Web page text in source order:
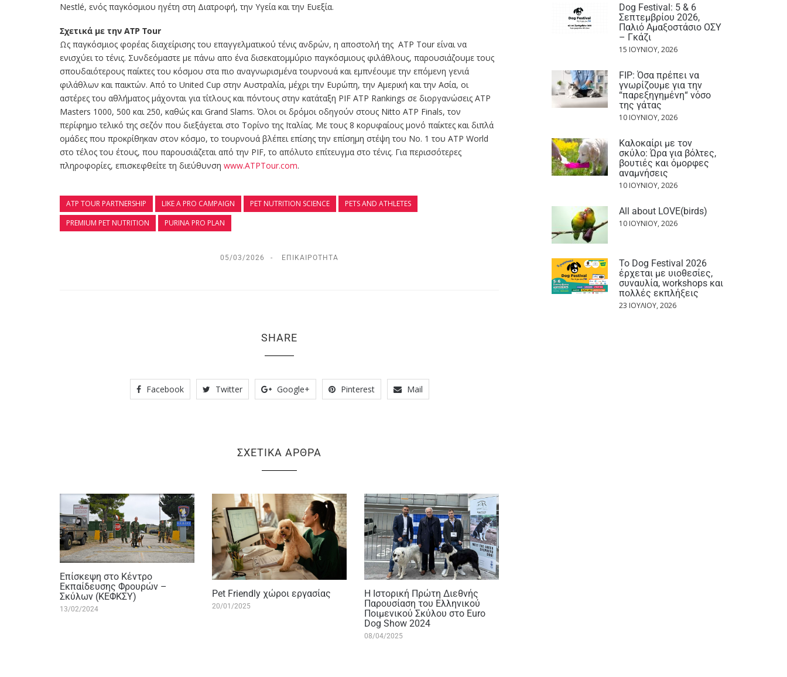
Nestlé, ενός παγκόσμιου ηγέτη στη Διατροφή, την Υγεία και την Ευεξία.
Σχετικά με την ATP Tour
Ως παγκόσμιος φορέας διαχείρισης του επαγγελματικού τένις ανδρών, η αποστολή της ATP Tour είναι να
ενισχύει το τένις. Συνδεόμαστε με πάνω απο ένα δισεκατομμύριο παγκόσμιους φιλάθλους, παρουσιάζουμε τους
σπουδαιότερους παίκτες του κόσμου στα πιο αναγνωρισμένα τουρνουά και εμπνέουμε την επόμενη γενιά
φιλάθλων και παικτών. Από το United Cup στην Αυστραλία, μέχρι την Ευρώπη, την Αμερική και την Ασία, οι
αστέρες του αθλήματος μάχονται για τίτλους και πόντους στην κατάταξη PIF ATP Rankings σε διοργανώσεις ATP
Masters 1000, 500 και 250, καθώς και Grand Slams. Όλοι οι δρόμοι οδηγούν στους Nitto ATP Finals, τον
περίφημο τελικό της σεζόν που διεξάγεται στο Τορίνο της Ιταλίας. Με τους 8 κορυφαίους μονό παίκτες και διπλά
ομάδες που προκρίθηκαν στον κόσμο, το τουρνουά βλέπει επίσης την επίσημη στέψη του No. 1 του ATP World
στο τέλος του έτους, που παρουσιάζεται από την PIF, το απόλυτο επίτευγμα στο τένις. Για περισσότερες
πληροφορίες, επισκεφθείτε τη διεύθυνση www.ATPTour.com.
ATP TOUR PARTNERSHIP LIKE A PRO CAMPAIGN PET NUTRITION SCIENCE
PETS AND ATHLETES
PREMIUM PET NUTRITION
PURINA PRO PLAN
05/03/2026 ΕΠΙΚΑΙΡΌΤΗΤΑ
SHARE
Facebook Twitter Google+ Pinterest Mail
ΣΧΕΤΙΚΆ ΆΡΘΡΑ
Επίσκεψη στο Κέντρο
Εκπαίδευσης Φρουρών –
Σκύλων (ΚΕΦΚΣΥ)
13/02/2024
Pet Friendly χώροι εργασίας
20/01/2025
Η Ιστορική Πρώτη Διεθνής
Παρουσίαση του Ελληνικού
Ποιμενικού Σκύλου στο Euro
Dog Show 2024
08/04/2025
Dog Festival: 5 & 6
Σεπτεμβρίου 2026,
Παλιό Αμαξοστάσιο ΟΣΥ
– Γκάζι
15 ΙΟΥΝΊΟΥ, 2026
FIP: Όσα πρέπει να
γνωρίζουμε για την
“παρεξηγημένη“ νόσο
της γάτας
10 ΙΟΥΝΊΟΥ, 2026
Καλοκαίρι με τον
σκύλο: Ώρα για βόλτες,
βουτιές και όμορφες
αναμνήσεις
10 ΙΟΥΝΊΟΥ, 2026
All about LOVE(birds)
10 ΙΟΥΝΊΟΥ, 2026
Το Dog Festival 2026
έρχεται με υιοθεσίες,
συναυλία, workshops και
πολλές εκπλήξεις
23 ΙΟΥΛΊΟΥ, 2026